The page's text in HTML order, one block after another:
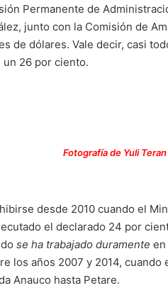
Permanente de
junto con la Comisión de
de dólares. Vale decir, casi
un 26 por ciento.
Fotografía de Yuli
desde 2010 cuando el
el declarado 24 por
se ha trabajado duramente en
los años 2007 y 2014,
Anauco hasta Petare.